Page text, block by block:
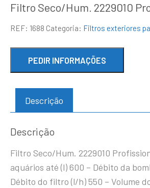
Filtro Seco/Hum. 2229010
REF: 1688 Categoria: Filtros exteriores
Descrição
Descrição
Filtro Seco/Hum. 2229010
aquários até (l) 600 – Débito da
Débito do filtro (l/h) 550 – Volume